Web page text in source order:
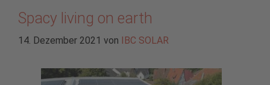
Spacy living on earth
14. Dezember 2021 von IBC SOLAR